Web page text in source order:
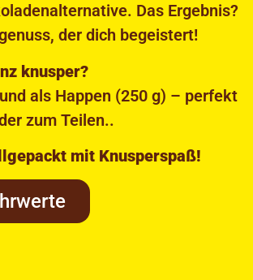
Das Ergebnis?
der dich begeistert!
knusper?
als Happen (250 g) – perfekt
zum Teilen..
mit Knusperspaß!